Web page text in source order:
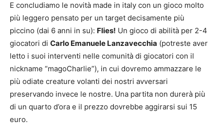
E concludiamo le novità made in italy con un gioco molto
più leggero pensato per un target decisamente più
piccino (dai 6 anni in su): Flies! Un gioco di abilità per 2-4
giocatori di Carlo Emanuele Lanzavecchia (potreste aver
letto i suoi interventi nelle comunità di giocatori con il
nickname “magoCharlie”), in cui dovremo ammazzare le
più odiate creature volanti dei nostri avversari
preservando invece le nostre. Una partita non durerà più
di un quarto d’ora e il prezzo dovrebbe aggirarsi sui 15
euro.